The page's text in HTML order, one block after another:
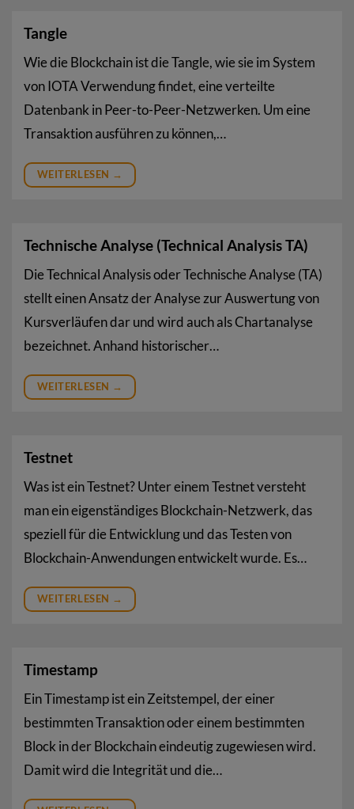
Tangle
Wie die Blockchain ist die Tangle, wie sie im System
von IOTA Verwendung findet, eine verteilte
Datenbank in Peer-to-Peer-Netzwerken. Um eine
Transaktion ausführen zu können,…
WEITERLESEN →
Technische Analyse (Technical Analysis TA)
Die Technical Analysis oder Technische Analyse (TA)
stellt einen Ansatz der Analyse zur Auswertung von
Kursverläufen dar und wird auch als Chartanalyse
bezeichnet. Anhand historischer…
WEITERLESEN →
Testnet
Was ist ein Testnet? Unter einem Testnet versteht
man ein eigenständiges Blockchain-Netzwerk, das
speziell für die Entwicklung und das Testen von
Blockchain-Anwendungen entwickelt wurde. Es…
WEITERLESEN →
Timestamp
Ein Timestamp ist ein Zeitstempel, der einer
bestimmten Transaktion oder einem bestimmten
Block in der Blockchain eindeutig zugewiesen wird.
Damit wird die Integrität und die…